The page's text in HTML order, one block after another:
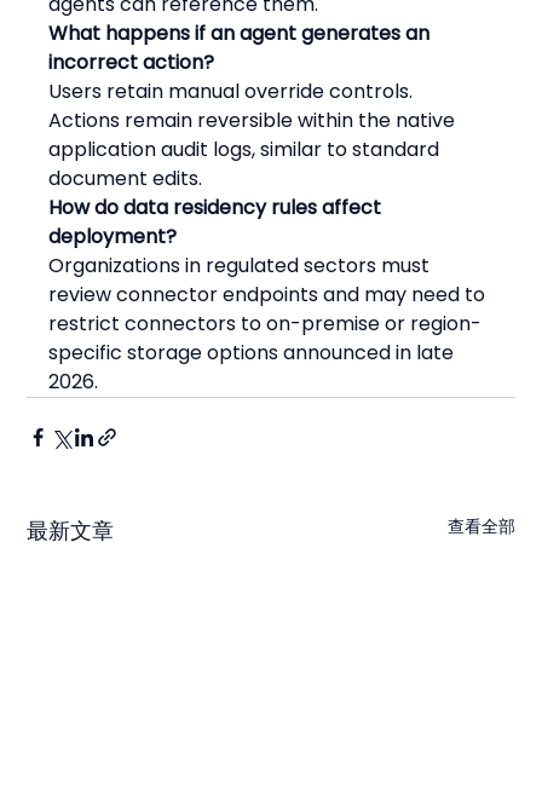
What happens if an agent generates an
incorrect action?
Users retain manual override controls.
Actions remain reversible within the native
application audit logs, similar to standard
document edits.
How do data residency rules affect
deployment?
Organizations in regulated sectors must
review connector endpoints and may need to
restrict connectors to on-premise or region-
specific storage options announced in late
2026.
最新文章 查看全部